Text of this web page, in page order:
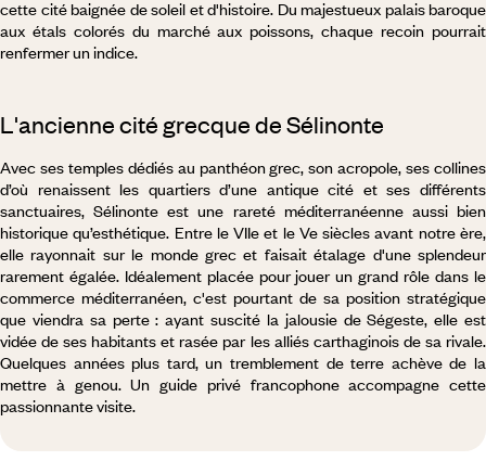
cette cité baignée de soleil et d'histoire. Du majestueux palais baroque
aux étals colorés du marché aux poissons, chaque recoin pourrait
renfermer un indice.
L'ancienne cité grecque de Sélinonte
Avec ses temples dédiés au panthéon grec, son acropole, ses collines
d’où renaissent les quartiers d’une antique cité et ses différents
sanctuaires, Sélinonte est une rareté méditerranéenne aussi bien
historique qu’esthétique. Entre le VIIe et le Ve siècles avant notre ère,
elle rayonnait sur le monde grec et faisait étalage d'une splendeur
rarement égalée. Idéalement placée pour jouer un grand rôle dans le
commerce méditerranéen, c'est pourtant de sa position stratégique
que viendra sa perte : ayant suscité la jalousie de Ségeste, elle est
vidée de ses habitants et rasée par les alliés carthaginois de sa rivale.
Quelques années plus tard, un tremblement de terre achève de la
mettre à genou. Un guide privé francophone accompagne cette
passionnante visite.